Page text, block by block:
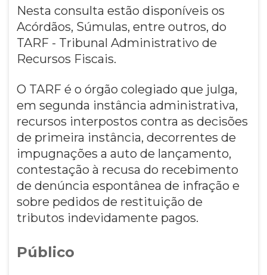
Nesta consulta estão disponíveis os
Acórdãos, Súmulas, entre outros, do
TARF - Tribunal Administrativo de
Recursos Fiscais.
O TARF é o órgão colegiado que julga,
em segunda instância administrativa,
recursos interpostos contra as decisões
de primeira instância, decorrentes de
impugnações a auto de lançamento,
contestação à recusa do recebimento
de denúncia espontânea de infração e
sobre pedidos de restituição de
tributos indevidamente pagos.
Público